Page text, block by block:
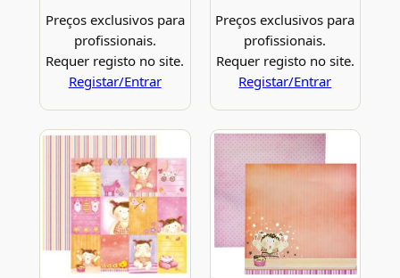
Preços exclusivos para
profissionais.
Requer registo no site.
Registar/Entrar
Preços exclusivos para
profissionais.
Requer registo no site.
Registar/Entrar